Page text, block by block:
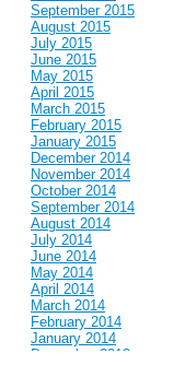
September 2015
August 2015
July 2015
June 2015
May 2015
April 2015
March 2015
February 2015
January 2015
December 2014
November 2014
October 2014
September 2014
August 2014
July 2014
June 2014
May 2014
April 2014
March 2014
February 2014
January 2014
December 2013